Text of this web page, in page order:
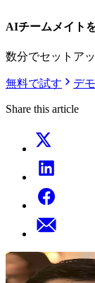
AIチームメイト
数分でセットア
無料で試す デ
Share this article